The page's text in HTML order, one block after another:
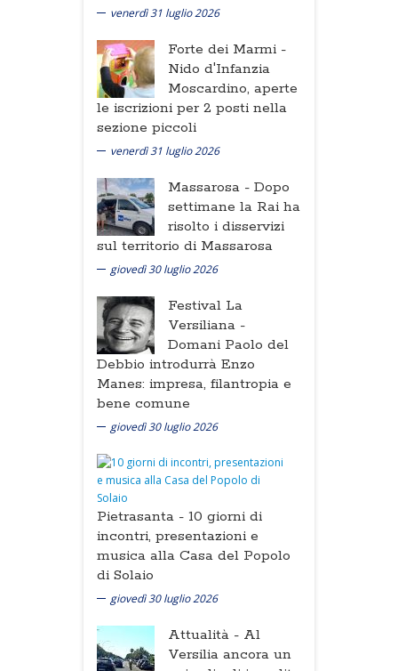
venerdì 31 luglio 2026
Forte dei Marmi -
Nido d'Infanzia
Moscardino, aperte
le iscrizioni per 2 posti nella
sezione piccoli
venerdì 31 luglio 2026
Massarosa - Dopo
settimane la Rai ha
risolto i disservizi
sul territorio di Massarosa
giovedì 30 luglio 2026
Festival La
Versiliana -
Domani Paolo del
Debbio introdurrà Enzo
Manes: impresa, filantropia e
bene comune
giovedì 30 luglio 2026
Pietrasanta - 10 giorni di
incontri, presentazioni e
musica alla Casa del Popolo
di Solaio
giovedì 30 luglio 2026
Attualità - Al
Versilia ancora un